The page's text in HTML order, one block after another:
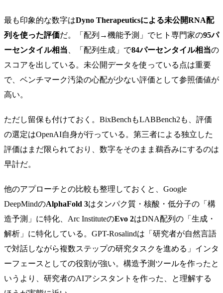
最も印象的な数字はDyno Therapeuticsによる未公開RNA配
列を使った評価だ。「配列→機能予測」でヒト専門家の95パ
ーセンタイル相当 、「配列生成」で84パーセンタイル相当の
スコアを出している。未公開データを使っている点は重要
で、ベンチマーク汚染の心配が少ない評価として参照価値が
高い。
ただし留保も付けておく。BixBenchもLABBench2も、評価
の選定はOpenAI自身が行っている。第三者による独立した
評価はまだ限られており、数字をそのまま鵜呑みにするのは
早計だ。
他のアプローチとの比較も整理しておくと、Google
DeepMindのAlphaFold 3はタンパク質・核酸・低分子の「構
造予測」に特化、Arc InstituteのEvo 2はDNA配列の「生成・
解析」に特化している。GPT-Rosalindは「研究者が自然言語
で対話しながら複数ステップの研究タスクを進める」インタ
ーフェースとしての役割が強い。構造予測ツールを作ったと
いうより、研究者のAIアシスタントを作った、と理解する